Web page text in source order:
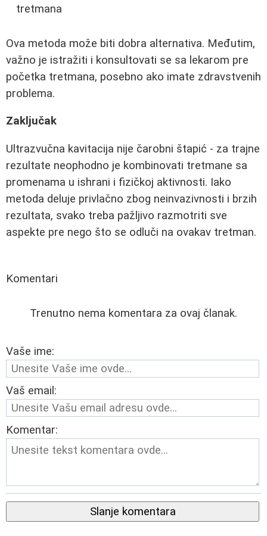
tretmana
Ova metoda može biti dobra alternativa. Međutim,
važno je istražiti i konsultovati se sa lekarom pre
početka tretmana, posebno ako imate zdravstvenih
problema.
Zaključak
Ultrazvučna kavitacija nije čarobni štapić - za trajne
rezultate neophodno je kombinovati tretmane sa
promenama u ishrani i fizičkoj aktivnosti. Iako
metoda deluje privlačno zbog neinvazivnosti i brzih
rezultata, svako treba pažljivo razmotriti sve
aspekte pre nego što se odluči na ovakav tretman.
Komentari
Trenutno nema komentara za ovaj članak.
Vaše ime:
Vaš email:
Komentar:
Slanje komentara